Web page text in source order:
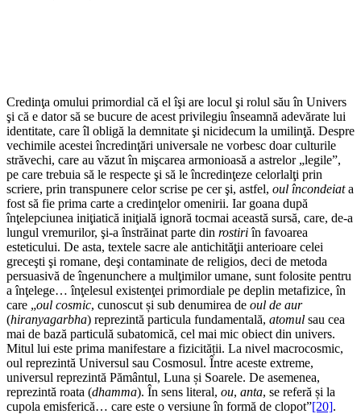
Credinţa omului primordial că el îşi are locul şi rolul său în Univers
şi că e dator să se bucure de acest privilegiu înseamnă adevărate lui
identitate, care îl obligă la demnitate şi nicidecum la umilinţă. Despre
vechimile acestei încredinţări universale ne vorbesc doar culturile
străvechi, care au văzut în mişcarea armonioasă a astrelor „legile”,
pe care trebuia să le respecte şi să le încredinţeze celorlalţi prin
scriere, prin transpunere celor scrise pe cer şi, astfel, oul încondeiata
fost să fie prima carte a credinţelor omenirii. Iar goana după
înţelepciunea iniţiatică iniţială ignoră tocmai această sursă, care, de-a
lungul vremurilor, şi-a înstrăinat parte din rostiriîn favoarea
esteticului. De asta, textele sacre ale antichităţii anterioare celei
greceşti şi romane, deşi contaminate de religios, deci de metoda
persuasivă de îngenunchere a mulţimilor umane, sunt folosite pentru
a înţelege… înţelesul existenţei primordiale pe deplin metafizice, în
care „oul cosmic, cunoscut și sub denumirea de oul de aur
(hiranyagarbha) reprezintă particula fundamentală, atomul sau cea
mai de bază particulă subatomică, cel mai mic obiect din univers.
Mitul lui este prima manifestare a fizicității. La nivel macrocosmic,
oul reprezintă Universul sau Cosmosul. Între aceste extreme,
universul reprezintă Pământul, Luna și Soarele. De asemenea,
reprezintă roata (dhamma). În sens literal, ou, anta, se referă și la
cupola emisferică… care este o versiune în formă de clopot”[20].